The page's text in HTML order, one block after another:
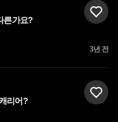
른가요?
3년 전
리어?